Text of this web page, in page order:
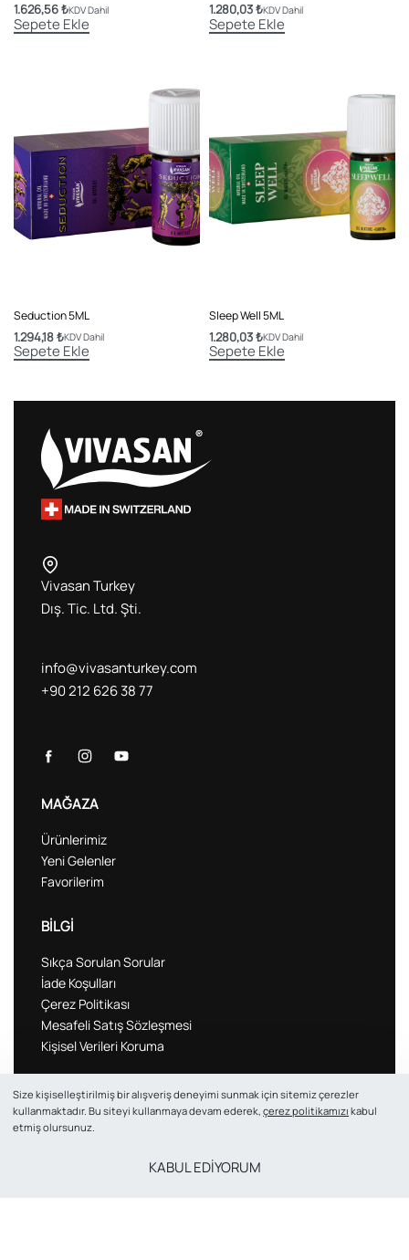
1.626,56₺KDV Dahil
Sepete Ekle
1.280,03₺KDV Dahil
Sepete Ekle
Seduction 5ML
1.294,18₺KDV Dahil
Sepete Ekle
Sleep Well 5ML
1.280,03₺KDV Dahil
Sepete Ekle
Vivasan Turkey
Dış. Tic. Ltd. Şti.
info@vivasanturkey.com
+90 212 626 38 77
MAĞAZA
Ürünlerimiz
Yeni Gelenler
Favorilerim
BİLGİ
Sıkça Sorulan Sorular
İade Koşulları
Çerez Politikası
Mesafeli Satış Sözleşmesi
Kişisel Verileri Koruma
VIVASAN
Hakkımızda
Size kişiselleştirilmiş bir alışveriş deneyimi sunmak için sitemiz çerezler
kullanmaktadır. Bu siteyi kullanmaya devam ederek,çerez politikamızı kabul
etmiş olursunuz.
KABUL EDİYORUM